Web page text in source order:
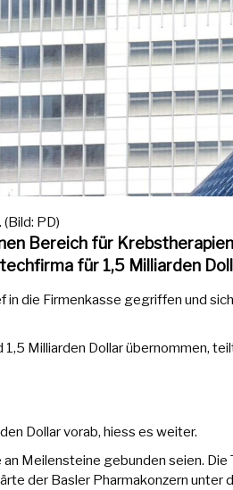
PD)
Bereich für
für 1,5 Milliarden
die Firmenkasse gegriffen und
Milliarden Dollar übernommen,
Dollar vorab, hiess es weiter.
Meilensteine gebunden seien. Die
der Basler Pharmakonzern unter